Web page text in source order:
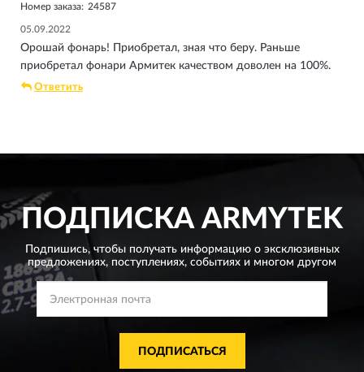
Номер заказа: 24587
05.09.2022
Орошай фонарь! Приобретал, зная что беру. Раньше
приобретал фонари Армитек качеством доволен на 100%.
Ответить
ПОДПИСКА ARMYTEK
Подпишись, чтобы получать информацию о эксклюзивных
предложениях, поступлениях, событиях и многом другом
ПОДПИСАТЬСЯ